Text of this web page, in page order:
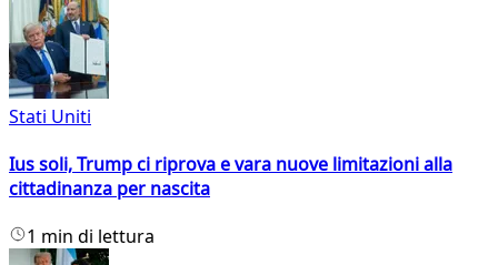
Stati Uniti
Ius soli, Trump ci riprova e vara nuove limitazioni alla
cittadinanza per nascita
1 min di lettura